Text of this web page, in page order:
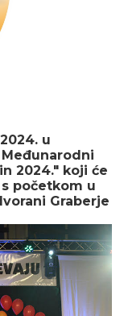
u
Međunarodni
2024." koji će
početkom u
Graberje